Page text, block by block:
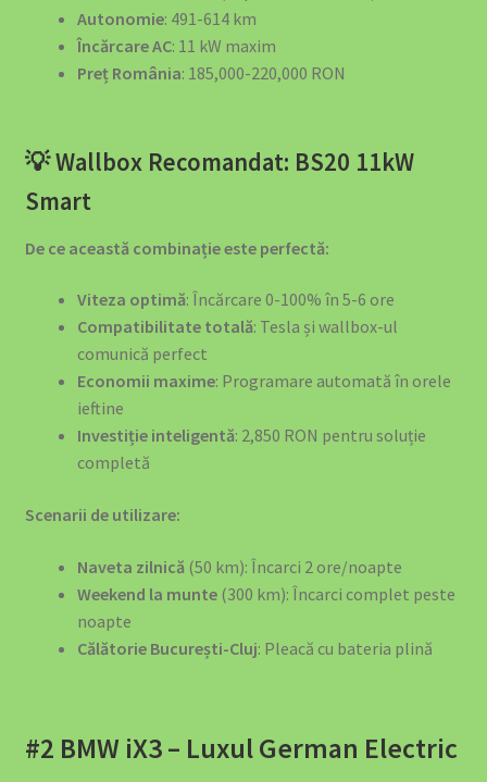
Backup Power – Niciodată Fără Curent
Cablu Type 2 pentru Încărcarea Mașinii Electrice – Ghid
Cart
Cel mai bun Kit Curățare Auto 2025 – Ghid Complet de
Checkout
Company Information
Confort și Organizare
Contact us
Cookie Policy
Decorațiuni și Cadouri
Echipamente Siguranță Incendiu România – Protecție
Autonomie: 491-614 km
Încărcare AC: 11 kW maxim
Preț România: 185,000-220,000 RON
💡 Wallbox Recomandat: BS20 11kW
Smart
De ce această combinație este perfectă:
Viteza optimă: Încărcare 0-100% în 5-6 ore
Compatibilitate totală: Tesla și wallbox-ul
comunică perfect
Economii maxime: Programare automată în orele
ieftine
Investiție inteligentă: 2,850 RON pentru soluție
completă
Scenarii de utilizare:
Naveta zilnică (50 km): Încarci 2 ore/noapte
Weekend la munte(300 km): Încarci complet peste
noapte
Călătorie București-Cluj: Pleacă cu bateria plină
#2 BMW iX3 – Luxul German Electric